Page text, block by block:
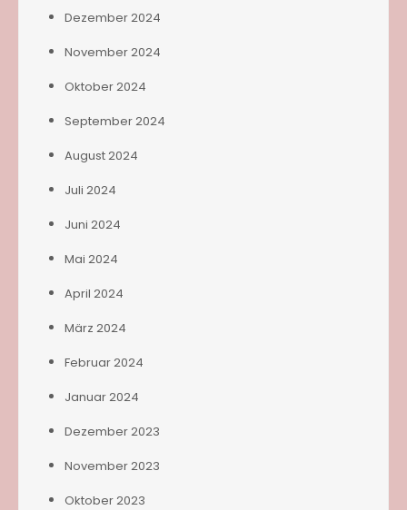
Dezember 2024
November 2024
Oktober 2024
September 2024
August 2024
Juli 2024
Juni 2024
Mai 2024
April 2024
März 2024
Februar 2024
Januar 2024
Dezember 2023
November 2023
Oktober 2023